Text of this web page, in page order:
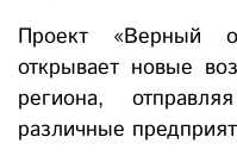
Проект «Верный
открывает новые
региона,
различные